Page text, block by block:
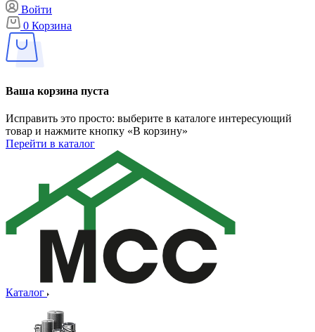
Войти
0 Корзина
Ваша корзина пуста
Исправить это просто: выберите в каталоге интересующий
товар и нажмите кнопку «В корзину»
Перейти в каталог
Каталог